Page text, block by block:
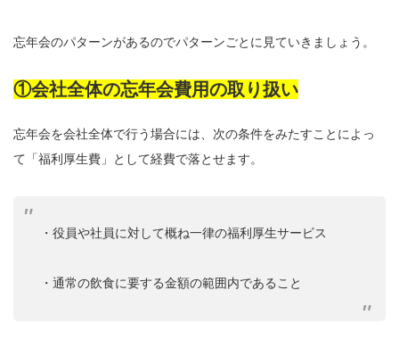
忘年会のパターンがあるのでパターンごとに見ていきましょう。
①会社全体の忘年会費用の取り扱い
忘年会を会社全体で行う場合には、次の条件をみたすことによっ
て「福利厚生費」として経費で落とせます。
・役員や社員に対して概ね一律の福利厚生サービス
・通常の飲食に要する金額の範囲内であること